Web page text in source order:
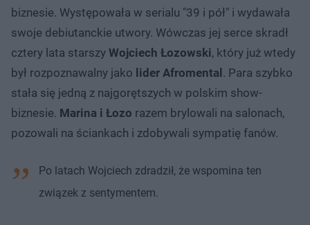
biznesie. Występowała w serialu "39 i pół" i wydawała
swoje debiutanckie utwory. Wówczas jej serce skradł
cztery lata starszy Wojciech Łozowski, który już wtedy
był rozpoznawalny jako lider Afromental. Para szybko
stała się jedną z najgorętszych w polskim show-
biznesie. Marina i Łozo razem brylowali na salonach,
pozowali na ściankach i zdobywali sympatię fanów.
Po latach Wojciech zdradził, że wspomina ten
związek z sentymentem.